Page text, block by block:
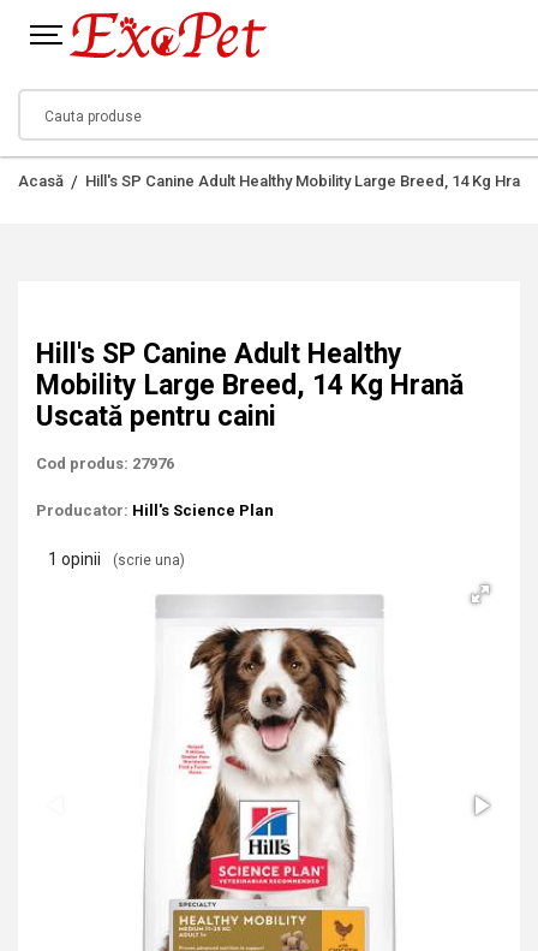
Acasă Hill's SP Canine Adult Healthy Mobility Large Breed, 14 Kg
Hill's SP Canine Adult Healthy
Mobility Large Breed, 14 Kg Hrană
Uscată pentru caini
Cod produs: 27976
Producator: Hill's Science Plan
1 opinii (scrie una)